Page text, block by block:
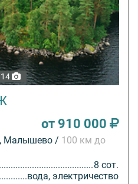
14
от 910 000
Малышево / 100 км до
8 сот.
вода, электричество